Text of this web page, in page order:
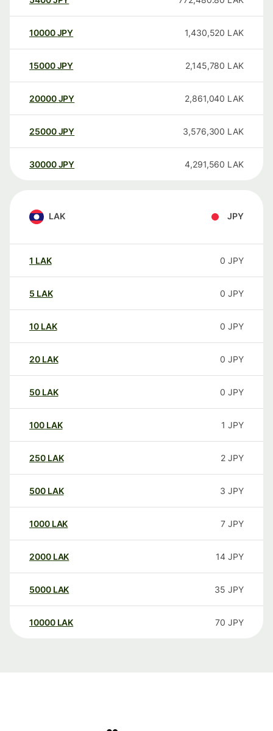
10000 JPY 1,430,520 LAK
15000 JPY 2,145,780 LAK
20000 JPY 2,861,040 LAK
25000 JPY 3,576,300 LAK
30000 JPY 4,291,560 LAK
LAK JPY
1 LAK 0 JPY
5 LAK 0 JPY
10 LAK 0 JPY
20 LAK 0 JPY
50 LAK 0 JPY
100 LAK 1 JPY
250 LAK 2 JPY
500 LAK 3 JPY
1000 LAK 7 JPY
2000 LAK 14 JPY
5000 LAK 35 JPY
10000 LAK 70 JPY